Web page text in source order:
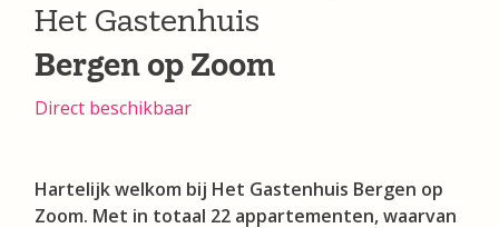
Het Gastenhuis
Bergen op Zoom
Direct beschikbaar
Hartelijk welkom bij Het Gastenhuis Bergen op
Zoom. Met in totaal 22 appartementen, waarvan